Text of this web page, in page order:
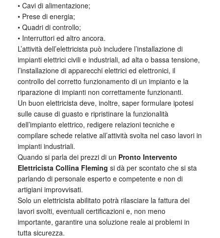
• Cavi di alimentazione;
• Prese di energia;
• Quadri di controllo;
• Interruttori ed altro ancora.
L’attività dell’elettricista può includere l’installazione di
impianti elettrici civili e industriali, ad alta o bassa tensione,
l’installazione di apparecchi elettrici ed elettronici, il
controllo del corretto funzionamento di un impianto e la
riparazione di impianti non correttamente funzionanti.
Un buon elettricista deve, inoltre, saper formulare ipotesi
sulle cause di guasto e ripristinare la funzionalità
dell’impianto elettrico, redigere relazioni tecniche e
compilare schede relative all’attività svolta nel caso lavori in
impianti industriali.
Quando si parla dei prezzi di un Pronto Intervento
Elettricista Collina Fleming si dà per scontato che si sta
parlando di personale esperto e competente e non di
artigiani improvvisati.
Solo un elettricista abilitato potrà rilasciare la fattura dei
lavori svolti, eventuali certificazioni e, non meno
importante, garantire una soluzione reale ai problemi in
tutta sicurezza.